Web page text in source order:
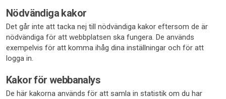
Nödvändiga kakor
Det går inte att tacka nej till nödvändiga kakor eftersom de är
nödvändiga för att webbplatsen ska fungera. De används
exempelvis för att komma ihåg dina inställningar och för att
logga in.
Kakor för webbanalys
De här kakorna används för att samla in statistik om du har